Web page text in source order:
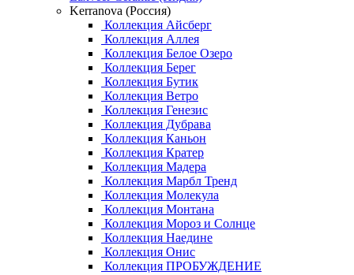
Kerranova (Россия)
Коллекция Айсберг
Коллекция Аллея
Коллекция Белое Озеро
Коллекция Берег
Коллекция Бутик
Коллекция Ветро
Коллекция Генезис
Коллекция Дубрава
Коллекция Каньон
Коллекция Кратер
Коллекция Мадера
Коллекция Марбл Тренд
Коллекция Молекула
Коллекция Монтана
Коллекция Мороз и Солнце
Коллекция Наедине
Коллекция Онис
Коллекция ПРОБУЖДЕНИЕ